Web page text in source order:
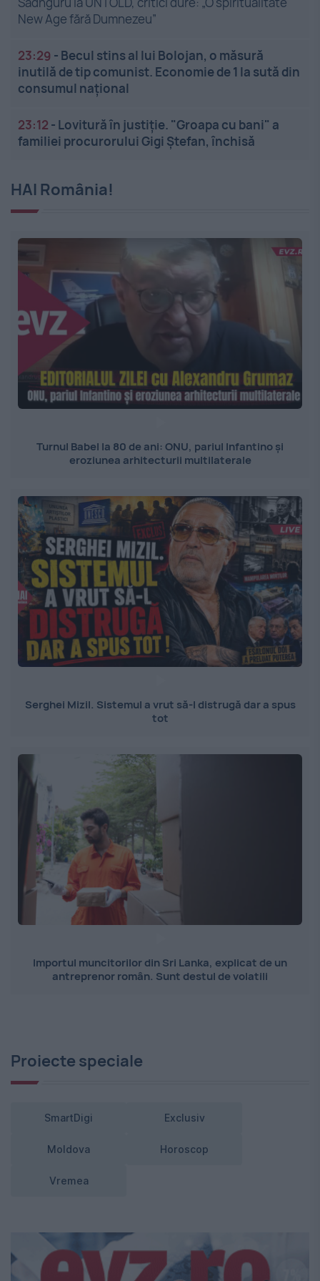
New Age fără Dumnezeu”
23:29 - Becul stins al lui Bolojan, o măsură
inutilă de tip comunist. Economie de 1 la sută din
consumul național
23:12 - Lovitură în justiție. "Groapa cu bani" a
familiei procurorului Gigi Ștefan, închisă
HAI România!
Turnul Babel la 80 de ani: ONU, pariul Infantino și
eroziunea arhitecturii multilaterale
Serghei Mizil. Sistemul a vrut să-l distrugă dar a spus
tot
Importul muncitorilor din Sri Lanka, explicat de un
antreprenor român. Sunt destul de volatili
Proiecte speciale
SmartDigi Exclusiv
Moldova Horoscop
Vremea